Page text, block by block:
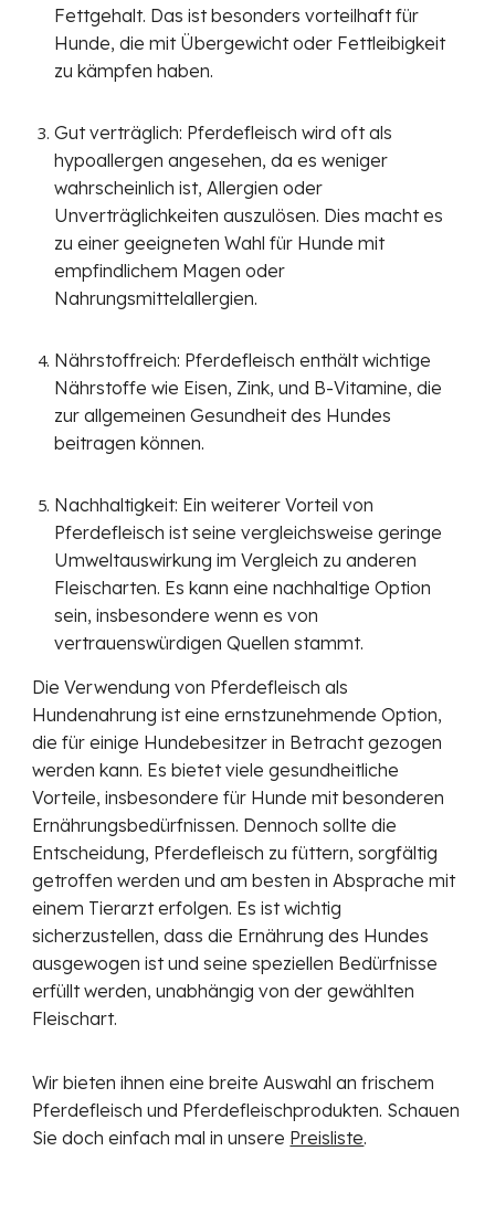
Fettgehalt. Das ist besonders vorteilhaft für
Hunde, die mit Übergewicht oder Fettleibigkeit
zu kämpfen haben.
Gut verträglich: Pferdefleisch wird oft als
hypoallergen angesehen, da es weniger
wahrscheinlich ist, Allergien oder
Unverträglichkeiten auszulösen. Dies macht es
zu einer geeigneten Wahl für Hunde mit
empfindlichem Magen oder
Nahrungsmittelallergien.
Nährstoffreich: Pferdefleisch enthält wichtige
Nährstoffe wie Eisen, Zink, und B-Vitamine, die
zur allgemeinen Gesundheit des Hundes
beitragen können.
Nachhaltigkeit: Ein weiterer Vorteil von
Pferdefleisch ist seine vergleichsweise geringe
Umweltauswirkung im Vergleich zu anderen
Fleischarten. Es kann eine nachhaltige Option
sein, insbesondere wenn es von
vertrauenswürdigen Quellen stammt.
Die Verwendung von Pferdefleisch als
Hundenahrung ist eine ernstzunehmende Option,
die für einige Hundebesitzer in Betracht gezogen
werden kann. Es bietet viele gesundheitliche
Vorteile, insbesondere für Hunde mit besonderen
Ernährungsbedürfnissen. Dennoch sollte die
Entscheidung, Pferdefleisch zu füttern, sorgfältig
getroffen werden und am besten in Absprache mit
einem Tierarzt erfolgen. Es ist wichtig
sicherzustellen, dass die Ernährung des Hundes
ausgewogen ist und seine speziellen Bedürfnisse
erfüllt werden, unabhängig von der gewählten
Fleischart.
Wir bieten ihnen einebreite Auswahl an frischem
Pferdefleisch und Pferdefleischprodukten. Schauen
Sie doch einfach mal in unsere Preisliste.